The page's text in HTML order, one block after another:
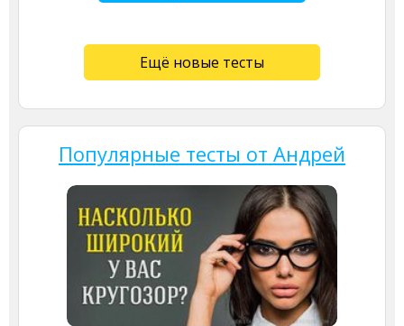
Ещё новые тесты
Популярные тесты от Андрей